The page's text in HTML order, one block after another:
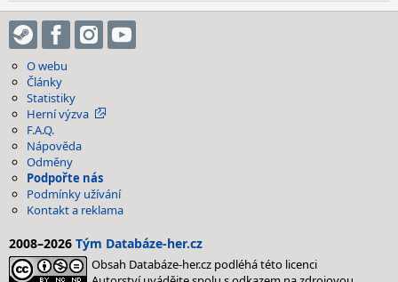
O webu
Články
Statistiky
Herní výzva
F.A.Q.
Nápověda
Odměny
Podpořte nás
Podmínky užívání
Kontakt a reklama
2008–2026 Tým Databáze-her.cz
Obsah Databáze-her.cz podléhá této licenci